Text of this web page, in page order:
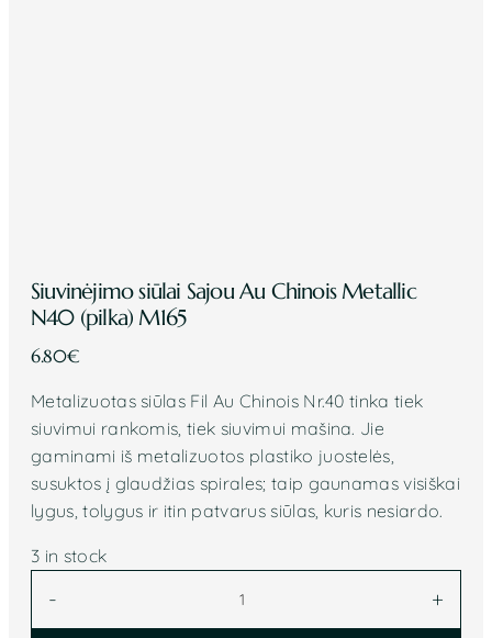
Siuvinėjimo siūlai Sajou Au Chinois Metallic
N40 (pilka) M165
6.80€
Metalizuotas siūlas Fil Au Chinois Nr.40tinka tiek
siuvimui rankomis, tiek siuvimui mašina. Jie
gaminami iš metalizuotos plastiko juostelės,
susuktos į glaudžias spirales; taip gaunamas visiškai
lygus, tolygus ir itin patvarus siūlas, kuris nesiardo.
3 in stock
- +